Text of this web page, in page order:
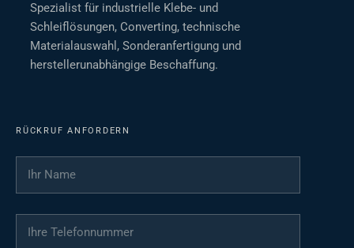
Spezialist für industrielle Klebe- und
Schleiflösungen, Converting, technische
Materialauswahl, Sonderanfertigung und
herstellerunabhängige Beschaffung.
RÜCKRUF ANFORDERN
Ihr Name
Ihre Telefonnummer